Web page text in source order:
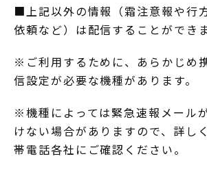
■上記以外の情報（霜注意報や行
依頼など）は配信することができ
※ご利用するために、あらかじめ
信設定が必要な機種があります。
※機種によっては緊急速報メール
けない場合がありますので、詳し
帯電話各社にご確認ください。